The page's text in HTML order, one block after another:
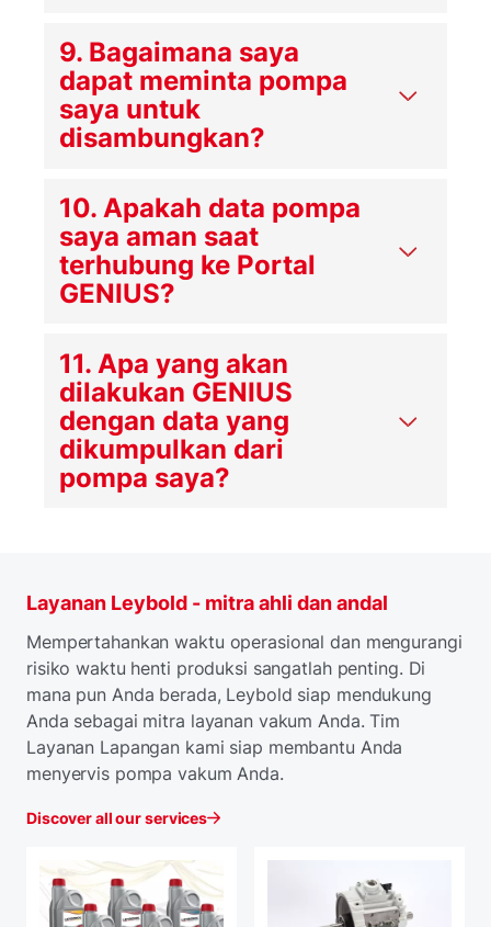
9. Bagaimana saya
dapat meminta pompa
saya untuk
disambungkan?
10. Apakah data pompa
saya aman saat
terhubung ke Portal
GENIUS?
11. Apa yang akan
dilakukan GENIUS
dengan data yang
dikumpulkan dari
pompa saya?
Layanan Leybold - mitra ahli dan andal
Mempertahankan waktu operasional dan mengurangi
risiko waktu henti produksi sangatlah penting. Di
mana pun Anda berada, Leybold siap mendukung
Anda sebagai mitra layanan vakum Anda. Tim
Layanan Lapangan kami siap membantu Anda
menyervis pompa vakum Anda.
Discover all our services